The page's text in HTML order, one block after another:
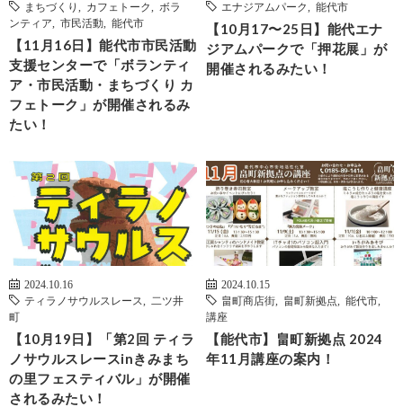
まちづくり カフェトーク
ボラ
ンティア
市民活動 能代市
【11月16日】能代市市民活動
支援センターで「ボランティ
ア・市民活動・まちづくり カ
フェトーク」が開催されるみ
たい！
エナジアムパーク 能代市
【10月17〜25日】能代エナ
ジアムパークで「押花展」が
開催されるみたい！
2024.10.16
ティラノサウルスレース
二ツ井
町
【10月19日】「第2回 ティラ
ノサウルスレースinきみまち
の里フェスティバル」が開催
されるみたい！
2024.10.15
畠町商店街
畠町新拠点 能代市
講座
【能代市】畠町新拠点 2024
年11月講座の案内！